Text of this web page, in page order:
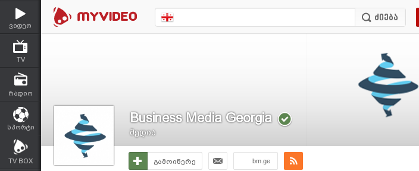
ვიდეო
TV
რადიო
სპორტი
TV BOX
Business Media Georgia
მედია
გამოიწერე bm.ge